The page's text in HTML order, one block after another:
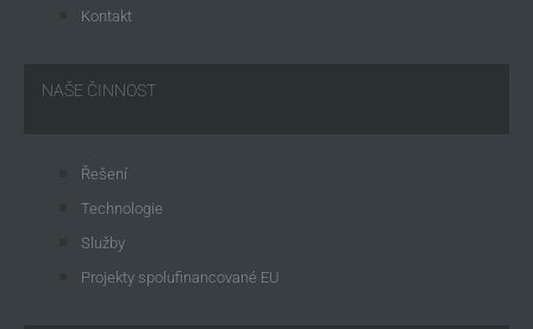
Kontakt
NAŠE ČINNOST
Řešení
Technologie
Služby
Projekty spolufinancované EU